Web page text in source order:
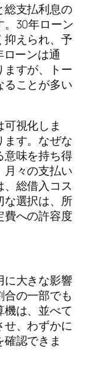
総支払利息の
。30年ローン
抑えられ、予
ーンは通
すが、トー
ることが多い
視化しま
す。なぜな
意味を持ち得
月々の支払い
総借入コス
な選択は、所
への許容度
に大きな影響
の一部でも
は、並べて
せ、わずかに
認できま